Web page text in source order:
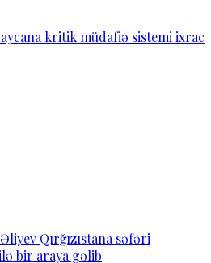
kritik müdafiə sistemi ixrac
Qırğızıstana səfəri
bir araya gəlib